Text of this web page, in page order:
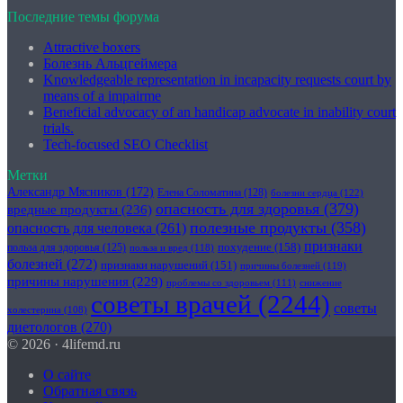
Последние темы форума
Attractive boxers
Болезнь Альцгеймера
Knowledgeable representation in incapacity requests court by
means of a impairme
Beneficial advocacy of an handicap advocate in inability court
trials.
Tech-focused SEO Checklist
Метки
Александр Мясников (172) Елена Соломатина (128) болезни сердца (122)
вредные продукты (236) опасность для здоровья (379)
опасность для человека (261) полезные продукты (358)
польза для здоровья (125) польза и вред (118) похудение (158) признаки
болезней (272) признаки нарушений (151) причины болезней (119)
причины нарушения (229) проблемы со здоровьем (111) снижение
холестерина (108) советы врачей (2244) советы
диетологов (270)
© 2026 · 4lifemd.ru
О сайте
Обратная связь